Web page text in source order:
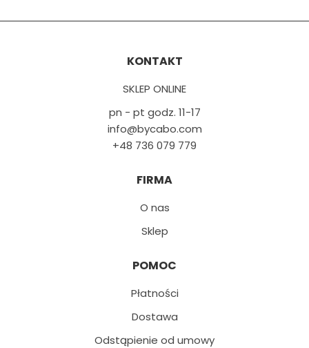
KONTAKT
SKLEP ONLINE
pn - pt godz. 11-17
info@bycabo.com
+48 736 079 779
FIRMA
O nas
Sklep
POMOC
Płatności
Dostawa
Odstąpienie od umowy